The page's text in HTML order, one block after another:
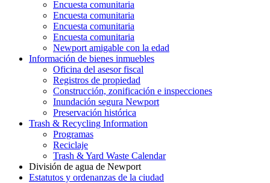
Encuesta comunitaria
Encuesta comunitaria
Encuesta comunitaria
Encuesta comunitaria
Newport amigable con la edad
Información de bienes inmuebles
Oficina del asesor fiscal
Registros de propiedad
Construcción, zonificación e inspecciones
Inundación segura Newport
Preservación histórica
Trash & Recycling Information
Programas
Reciclaje
Trash & Yard Waste Calendar
División de agua de Newport
Estatutos y ordenanzas de la ciudad